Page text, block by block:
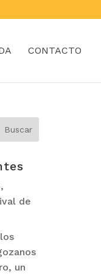
CONTACTO
de
un